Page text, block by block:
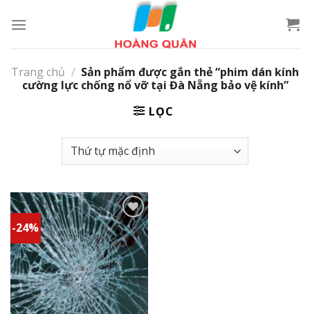
Trang chủ / Sản phẩm được gắn thẻ “phim dán kính
cường lực chống nổ vỡ tại Đà Nẵng bảo vệ kính”
LỌC
-24%
Add to
wishlist